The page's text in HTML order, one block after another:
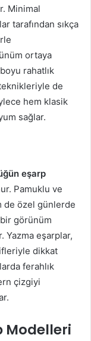
Minimal
tarafından sıkça
ortaya
rahatlık
de
hem klasik
sağlar.
eşarp
Pamuklu ve
de özel günlerde
görünüm
Yazma eşarplar,
dikkat
ferahlık
çizgiyi
Modelleri